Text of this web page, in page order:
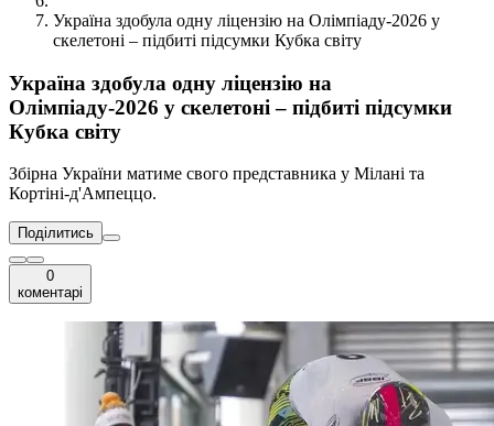
Україна здобула одну ліцензію на Олімпіаду-2026 у
скелетоні – підбиті підсумки Кубка світу
Україна здобула одну ліцензію на
Олімпіаду-2026 у скелетоні – підбиті підсумки
Кубка світу
Збірна України матиме свого представника у Мілані та
Кортіні-д'Ампеццо.
Поділитись
0
коментарі